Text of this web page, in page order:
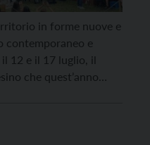
in forme nuove e
contemporaneo e
12 e il 17 luglio, il
che quest’anno